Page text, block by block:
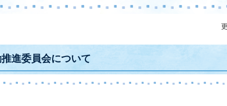
進委員会について